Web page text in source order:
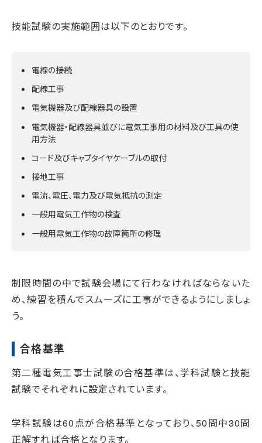
技能試験の実施範囲は以下のとおりです。
電線の接続
配線工事
電気機器及び配線器具の設置
電気機器・配線器具並びに電気工事用の材料及び工具の使
用方法
コード及びキャブタイヤケーブルの取付
接地工事
電流、電圧、電力及び電気抵抗の測定
一般用電気工作物の検査
一般用電気工作物の故障箇所の修理
制限時間の中で試験会場にて行わなければならないた
め、練習を積んでスムーズに工事ができるようにしましょ
う。
合格基準
第二種電気工事士試験の合格基準は、学科試験と技能
試験でそれぞれに設定されています。
学科試験は60点が合格基準となっており、50問中30問
正解すれば合格となります。